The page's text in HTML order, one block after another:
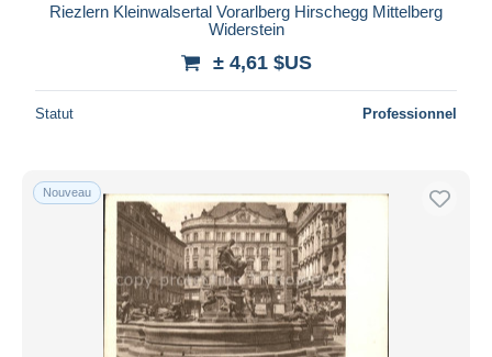
Riezlern Kleinwalsertal Vorarlberg Hirschegg Mittelberg
Widerstein
± 4,61 $US
Statut Professionnel
Nouveau